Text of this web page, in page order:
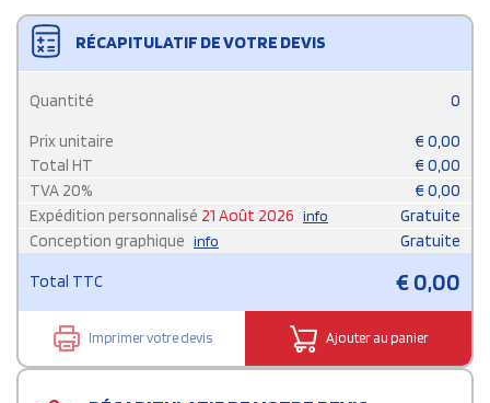
RÉCAPITULATIF DE VOTRE DEVIS
Quantité 0
Prix unitaire € 0,00
Total HT
€ 0,00
TVA 20% € 0,00
Expédition personnalisé 21 Août 2026 info
Gratuite
Conception graphique info Gratuite
Total TTC €0,00
Imprimer votre devis Ajouter au panier